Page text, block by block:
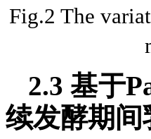
Fig.2 The
2.3 基于
续发酵期